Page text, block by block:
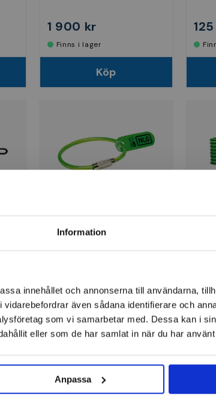
Information
innehållet och annonserna till användarna,
även sådana identifierare och
som vi samarbetar med. Dessa kan i
eller som de har samlat in när du har
Anpassa
1 900 kr
Finns i lager
Köp
last 3kg
Finns i lager
Köp
40-